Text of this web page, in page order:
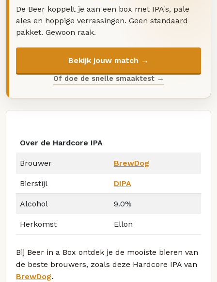
De Beer koppelt je aan een box met IPA's, pale
ales en hoppige verrassingen. Geen standaard
pakket. Gewoon raak.
Bekijk jouw match →
Of doe de snelle smaaktest →
Over de Hardcore IPA
Brouwer BrewDog
Bierstijl DIPA
Alcohol 9.0%
Herkomst Ellon
Bij Beer in a Box ontdek je de mooiste bieren van
de beste brouwers, zoals deze Hardcore IPA van
BrewDog.